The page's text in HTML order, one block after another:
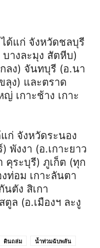
ด้แก่ จังหวัดชลบุรี
บางละมุง สัตหีบ)
ลง) จันทบุรี (อ.นา
ลุง) และตราด
เกาะช้าง เกาะ
ก่ จังหวัดระนอง
พังงา (อ.เกาะยาว
คุระบุรี) ภูเก็ต (ทุก
ท่อม เกาะลันตา
นตัง สิเกา
ล (อ.เมืองฯ ละงู
ดินถล่ม
น้ำท่วมฉับพลัน